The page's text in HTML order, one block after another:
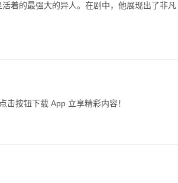
着的最强大的异人。在剧中，他展现出了非凡
按钮下载 App 立享精彩内容！